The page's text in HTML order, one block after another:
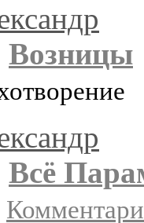
Возницы
Всё